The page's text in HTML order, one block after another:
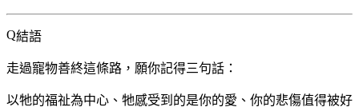
結語
走過寵物善終這條路，願你記得三句話：
以牠的福祉為中心、牠感受到的是你的愛、你的悲傷值得被好